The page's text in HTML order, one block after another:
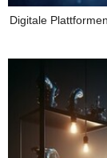
Digitale